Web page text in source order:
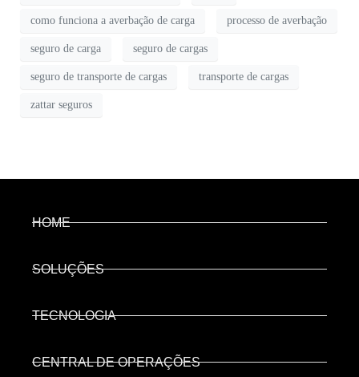
como funciona a averbação de carga processo de averbação
seguro de carga seguro de cargas
seguro de transporte de cargas transporte de cargas
zattar seguros
HOME
SOLUÇÕES
TECNOLOGIA
CENTRAL DE OPERAÇÕES